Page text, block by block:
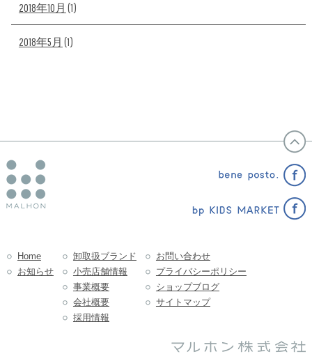
2018年10月 (1)
2018年5月 (1)
Home
お知らせ
卸取扱ブランド
小売店舗情報
事業概要
会社概要
採用情報
お問い合わせ
プライバシーポリシー
ショップブログ
サイトマップ